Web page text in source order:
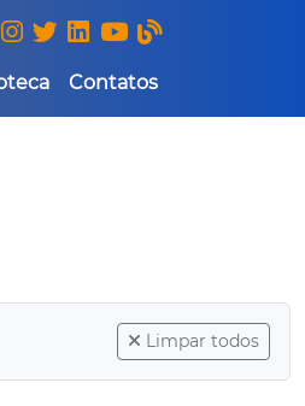
Contatos
Limpar todos